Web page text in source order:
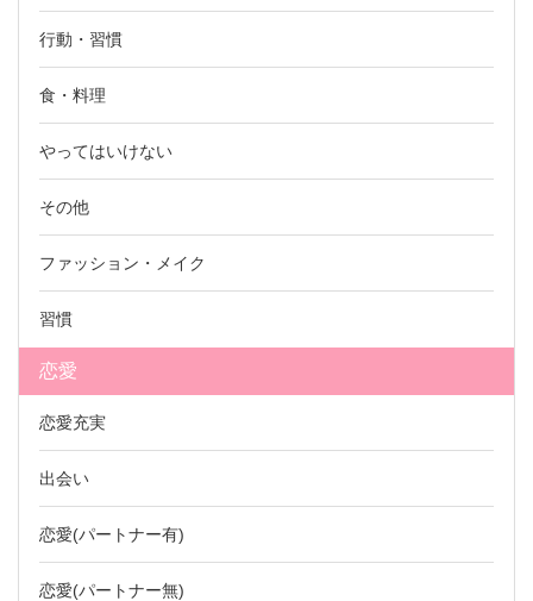
行動・習慣
食・料理
やってはいけない
その他
ファッション・メイク
習慣
恋愛
恋愛充実
出会い
恋愛(パートナー有)
恋愛(パートナー無)